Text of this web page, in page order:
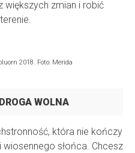
zmian i robić
2018. Foto: Merida
WOLNA
która nie kończy
słońca. Chcesz